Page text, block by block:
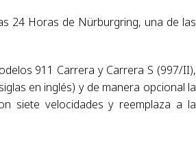
24 Horas de Nürburgring, una de las
911 Carrera y Carrera S (997/II),
en inglés) y de manera opcional la
siete velocidades y reemplaza a la